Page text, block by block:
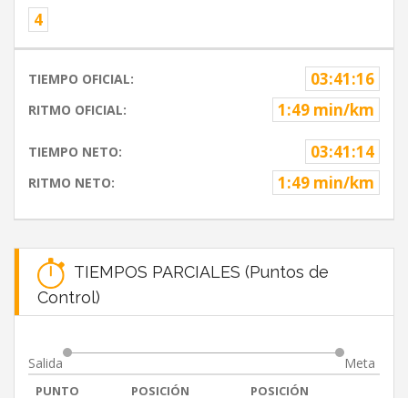
4
TIEMPO OFICIAL: 03:41:16
RITMO OFICIAL: 1:49 min/km
TIEMPO NETO: 03:41:14
RITMO NETO: 1:49 min/km
TIEMPOS PARCIALES (Puntos de
Control)
Salida Meta
PUNTO POSICIÓN POSICIÓN